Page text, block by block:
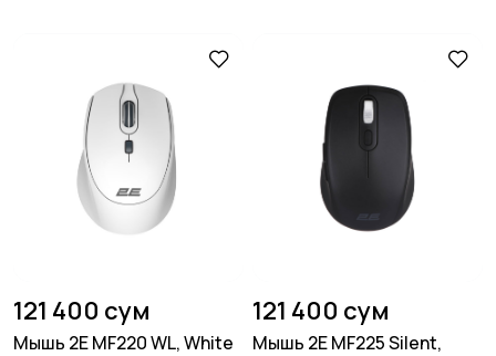
121 400 сум
Мышь 2E MF220 WL, White
121 400 сум
Мышь 2E MF225 Silent,